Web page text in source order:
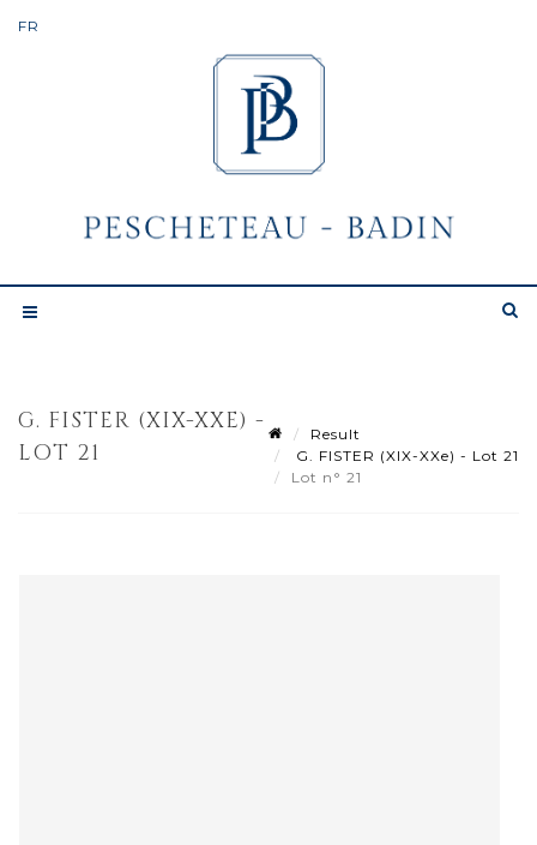
G. FISTER (XIX-XXE) -
LOT 21
Result
G. FISTER (XIX-XXe) - Lot 21
Lot n° 21